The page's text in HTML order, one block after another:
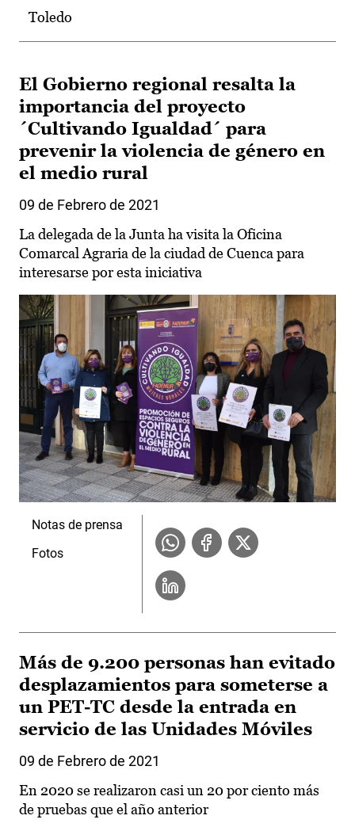
Toledo
El Gobierno regional resalta la
importancia del proyecto
´Cultivando Igualdad´ para
prevenir la violencia de género en
el medio rural
09 de Febrero de 2021
La delegada de la Junta ha visita la Oficina
Comarcal Agraria de la ciudad de Cuenca para
interesarse por esta iniciativa
Notas de prensa
Fotos
Más de 9.200 personas han evitado
desplazamientos para someterse a
un PET-TC desde la entrada en
servicio de las Unidades Móviles
09 de Febrero de 2021
En 2020 se realizaron casi un 20 por ciento más
de pruebas que el año anterior